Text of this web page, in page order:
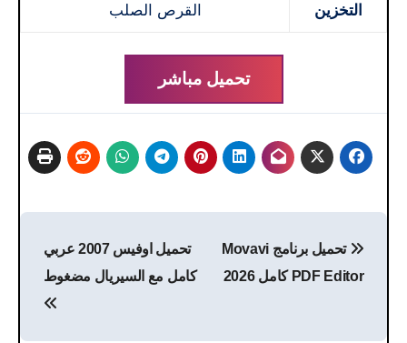
التخزين
القرص الصلب
تحميل مباشر
المقالات
تحميل برنامج Movavi
PDF Editor كامل 2026
تحميل اوفيس 2007 عربي
كامل مع السيريال مضغوط